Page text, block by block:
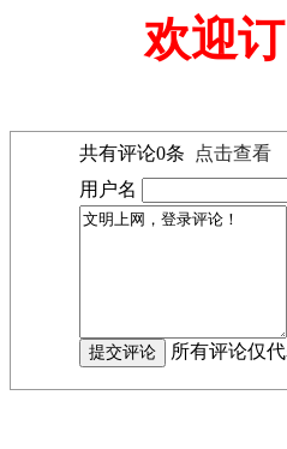
欢迎
共有评论0条
点击查看
用户名
所有评论仅